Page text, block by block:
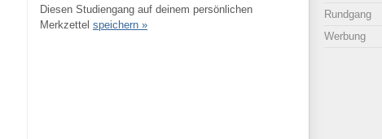
Diesen Studiengang auf deinem persönlichen
Merkzettel speichern »
Rundgang
Werbung